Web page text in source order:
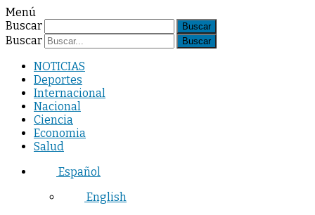
Menú
Buscar
Buscar
NOTICIAS
Deportes
Internacional
Nacional
Ciencia
Economia
Salud
Español
English